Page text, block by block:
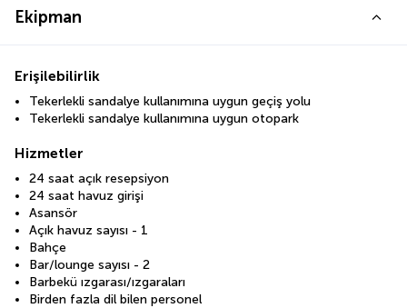
Ekipman
Erişilebilirlik
Tekerlekli sandalye kullanımına uygun geçiş yolu
Tekerlekli sandalye kullanımına uygun otopark
Hizmetler
24 saat açık resepsiyon
24 saat havuz girişi
Asansör
Açık havuz sayısı - 1
Bahçe
Bar/lounge sayısı - 2
Barbekü ızgarası/ızgaraları
Birden fazla dil bilen personel